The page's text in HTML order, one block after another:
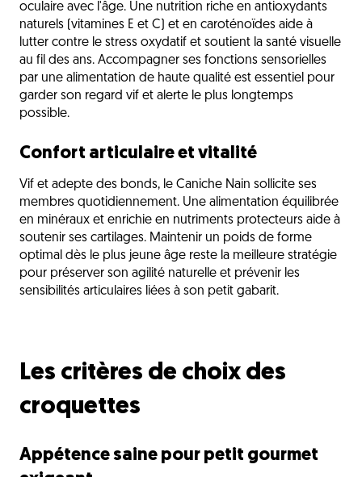
oculaire avec l'âge. Une nutrition riche en antioxydants
naturels (vitamines E et C) et en caroténoïdes aide à
lutter contre le stress oxydatif et soutient la santé visuelle
au fil des ans. Accompagner ses fonctions sensorielles
par une alimentation de haute qualité est essentiel pour
garder son regard vif et alerte le plus longtemps
possible.
Confort articulaire et vitalité
Vif et adepte des bonds, le Caniche Nain sollicite ses
membres quotidiennement. Une alimentation équilibrée
en minéraux et enrichie en nutriments protecteurs aide à
soutenir ses cartilages. Maintenir un poids de forme
optimal dès le plus jeune âge reste la meilleure stratégie
pour préserver son agilité naturelle et prévenir les
sensibilités articulaires liées à son petit gabarit.
Les critères de choix des
croquettes
Appétence saine pour petit gourmet